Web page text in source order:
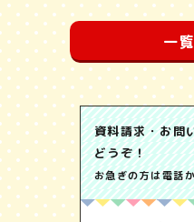
一
資料請求・お問
どうぞ！
お急ぎの方は電話